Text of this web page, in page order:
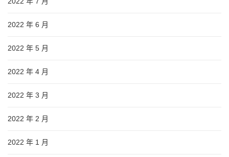
2022 年 6 月
2022 年 5 月
2022 年 4 月
2022 年 3 月
2022 年 2 月
2022 年 1 月